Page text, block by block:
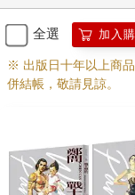
全選 加入
※ 出版日十年以上商
併結帳，敬請見諒。